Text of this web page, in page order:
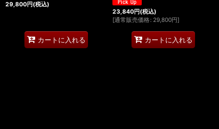
29,800円(税込)
カートに入れる
23,840円(税込)
[通常販売価格 : 29,800円]
カートに入れる